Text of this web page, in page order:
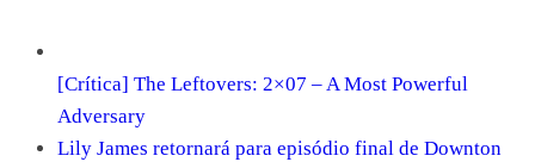
[Crítica] The Leftovers: 2×07 – A Most Powerful
Adversary
Lily James retornará para episódio final de Downton